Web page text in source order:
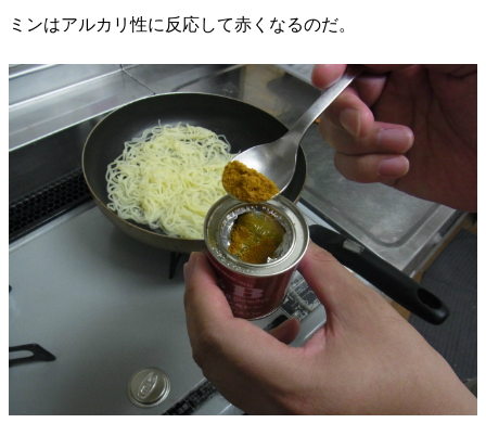
ミンはアルカリ性に反応して赤くなるのだ。